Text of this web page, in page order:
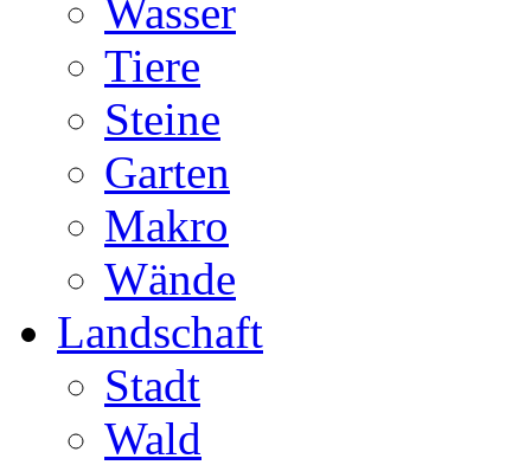
Wasser
Tiere
Steine
Garten
Makro
Wände
Landschaft
Stadt
Wald